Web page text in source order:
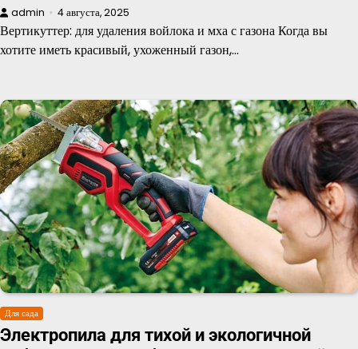
admin 4 августа, 2025
Вертикуттер: для удаления войлока и мха с газона Когда вы
хотите иметь красивый, ухоженный газон,…
Для сада
Электропила для тихой и экологичной